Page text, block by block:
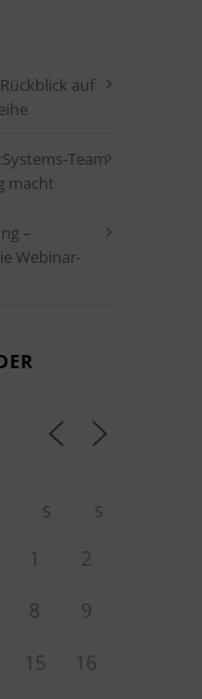
auf
Team
macht
–
Webinar-
S S
1
2
8
9
15
16